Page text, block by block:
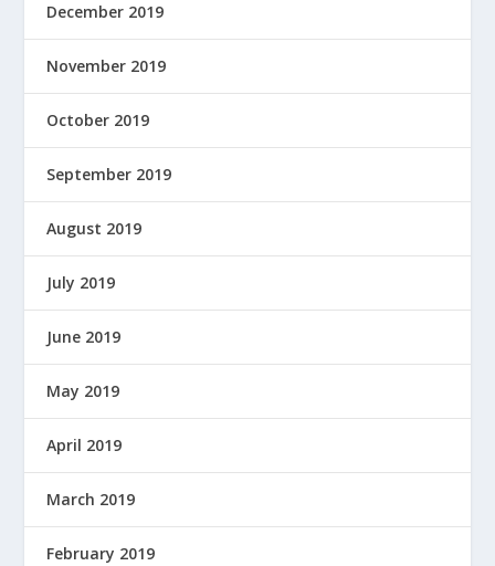
December 2019
November 2019
October 2019
September 2019
August 2019
July 2019
June 2019
May 2019
April 2019
March 2019
February 2019